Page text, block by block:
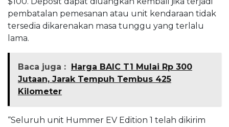
pembatalan pemesanan atau unit kendaraan tidak
tersedia dikarenakan masa tunggu yang terlalu
lama.
Baca juga :
Harga BAIC T1 Mulai Rp 300
Jutaan, Jarak Tempuh Tembus 425
Kilometer
“Seluruh unit Hummer EV Edition 1 telah dikirim